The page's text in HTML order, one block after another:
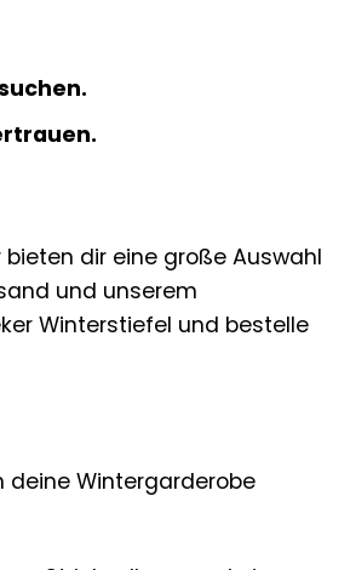
bieten dir eine große Auswahl
und unserem
Winterstiefel und bestelle
deine Wintergarderobe